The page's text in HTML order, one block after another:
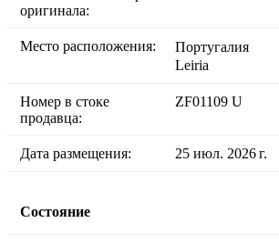
оригинала:
Место расположения:
Португалия
Leiria
Номер в стоке
продавца:
ZF01109 U
Дата размещения: 25 июл. 2026 г.
Состояние